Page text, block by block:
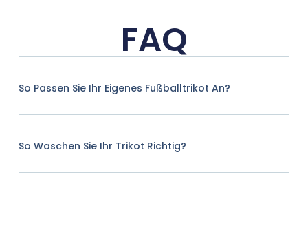
FAQ
So Passen Sie Ihr Eigenes Fußballtrikot An?
So Waschen Sie Ihr Trikot Richtig?